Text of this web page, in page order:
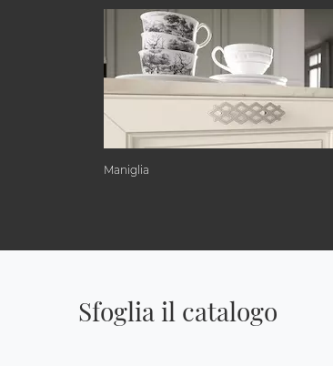
Maniglia
Sfoglia il catalogo